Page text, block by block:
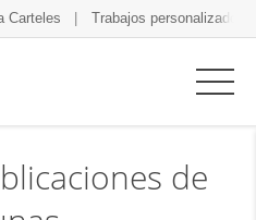
Carteles Trabajos personalizados
de